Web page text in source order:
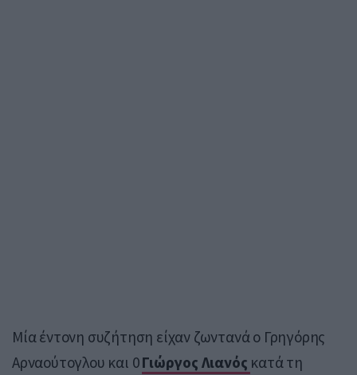
Μία έντονη συζήτηση είχαν ζωντανά ο Γρηγόρης
Αρναούτογλου και 0Γιώργος Λιανός κατά τη